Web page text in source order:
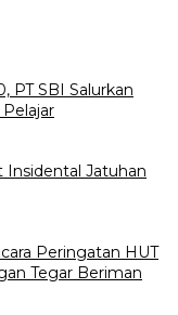
PT SBI Salurkan
Insidental Jatuhan
Peringatan HUT
Tegar Beriman